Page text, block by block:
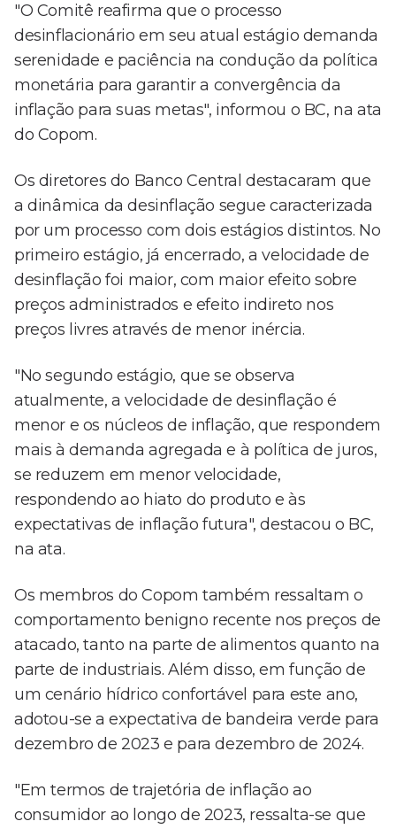
"O Comitê reafirma que o processo
desinflacionário em seu atual estágio demanda
serenidade e paciência na condução da política
monetária para garantir a convergência da
inflação para suas metas", informou o BC, na ata
do Copom.
Os diretores do Banco Central destacaram que
a dinâmica da desinflação segue caracterizada
por um processo com dois estágios distintos. No
primeiro estágio, já encerrado, a velocidade de
desinflação foi maior, com maior efeito sobre
preços administrados e efeito indireto nos
preços livres através de menor inércia.
"No segundo estágio, que se observa
atualmente, a velocidade de desinflação é
menor e os núcleos de inflação, que respondem
mais à demanda agregada e à política de juros,
se reduzem em menor velocidade,
respondendo ao hiato do produto e às
expectativas de inflação futura", destacou o BC,
na ata.
Os membros do Copom também ressaltam o
comportamento benigno recente nos preços de
atacado, tanto na parte de alimentos quanto na
parte de industriais. Além disso, em função de
um cenário hídrico confortável para este ano,
adotou-se a expectativa de bandeira verde para
dezembro de 2023 e para dezembro de 2024.
"Em termos de trajetória de inflação ao
consumidor ao longo de 2023, ressalta-se que